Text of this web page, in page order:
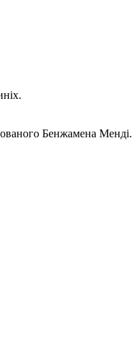
Бенжамена Менді.